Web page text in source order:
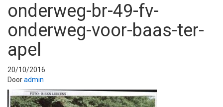
onderweg-br-49-fv-
onderweg-voor-baas-ter-
apel
20/10/2016
Dooradmin